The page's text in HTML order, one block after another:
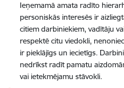
Ieņemamā amata radīto
personiskās interesēs ir
citiem darbiniekiem, vadītāju
respektē citu viedokli,
ir pieklājīgs un iecietīgs.
nedrīkst radīt pamatu
vai ietekmējamu stāvokli.